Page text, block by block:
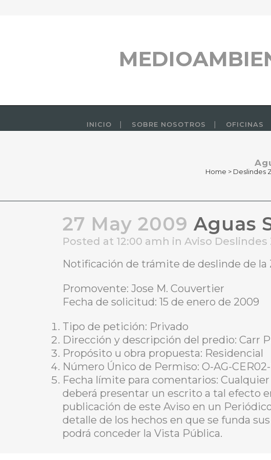
INICIO SOBRE NOSOTROS OFICINAS
Home > Deslindes
27 May 2009 Aguas
Posted at 12:00 amh in Aviso Deslindes
Notificación de trámite de deslinde de la
Promovente: Jose M. Couvertier
Fecha de solicitud: 15 de enero de 2009
Tipo de petición: Privado
Dirección y descripción del predio: Carr
Propósito u obra propuesta: Residencial
Número Único de Permiso: O-AG-
Fecha límite para comentarios:
deberá presentar un escrito a tal efecto
publicación de este Aviso en un
detalle de los hechos en que se funda
podrá conceder la Vista Pública.